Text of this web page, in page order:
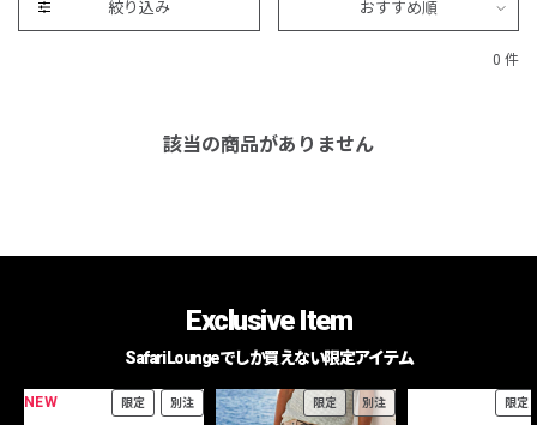
絞り込み おすすめ順
0 件
該当の商品がありません
Exclusive Item
Safari Loungeでしか買えない限定アイテム
NEW 限定 別注 限定 別注 限定